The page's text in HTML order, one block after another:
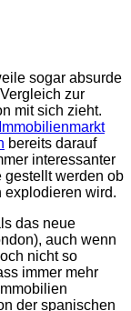
sogar absurde
zur
mit sich zieht.
Immobilienmarkt
bereits darauf
interessanter
gestellt werden ob
wird.
das neue
auch wenn
nicht so
immer mehr
der spanischen